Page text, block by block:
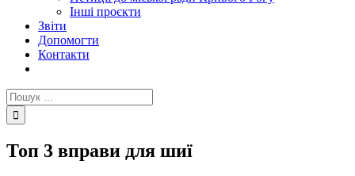
Інші проєкти
Звіти
Допомогти
Контакти
Пошук
...
Топ 3 вправи для шиї